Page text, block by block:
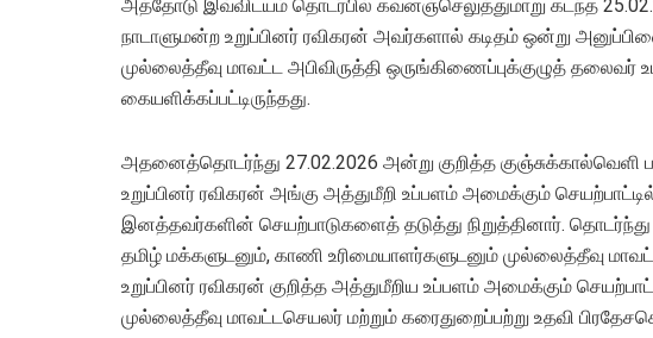
அத்தோடு இவ்விடயம் தொடர்பில் கவனஞ்செலுத்துமாறு கடந்த
நாடாளுமன்ற உறுப்பினர் ரவிகரன் அவர்களால் கடிதம் ஒன்று
முல்லைத்தீவு மாவட்ட அபிவிருத்தி ஒருங்கிணைப்புக்குழுத் தலைவர்
கையளிக்கப்பட்டிருந்தது.
அதனைத்தொடர்ந்து 27.02.2026 அன்று குறித்த குஞ்சுக்கால்வெளி
உறுப்பினர் ரவிகரன் அங்கு அத்துமீறி உப்பளம் அமைக்கும்
இனத்தவர்களின் செயற்பாடுகளைத் தடுத்து நிறுத்தினார்.
தமிழ் மக்களுடனும், காணி உரிமையாளர்களுடனும் முல்லைத்தீவு
உறுப்பினர் ரவிகரன் குறித்த அத்துமீறிய உப்பளம் அமைக்கும்
முல்லைத்தீவு மாவட்டசெயலர் மற்றும் கரைதுறைப்பற்று உதவி